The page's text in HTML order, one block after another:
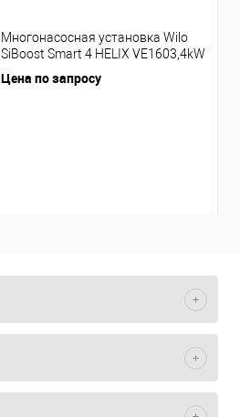
Многонасосная установка Wilo
SiBoost Smart 4 HELIX VE1603,4kW
Цена по запросу